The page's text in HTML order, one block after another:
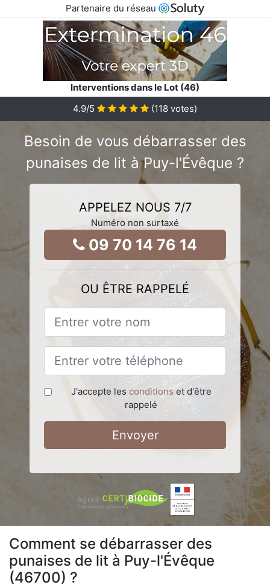
Partenaire du réseau
Interventions dans le Lot (46)
4.9/5 (118 votes)
Besoin de vous débarrasser des
punaises de lit à Puy-l'Évêque ?
APPELEZ NOUS 7/7
Numéro non surtaxé
09 70 14 76 14
OU ÊTRE RAPPELÉ
J'accepte les conditions et d'être
rappelé
Envoyer
Comment se débarrasser des
punaises de lit à Puy-l'Évêque
(46700) ?